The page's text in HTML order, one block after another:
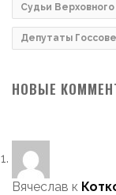
Судьи
Депутаты
НОВЫЕ
Вячеслав к